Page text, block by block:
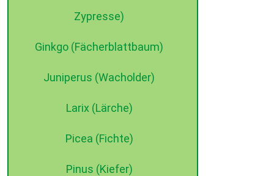
Zypresse)
Ginkgo (Fächerblattbaum)
Juniperus (Wacholder)
Larix (Lärche)
Picea (Fichte)
Pinus (Kiefer)